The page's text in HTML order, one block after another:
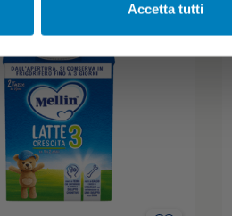
Accetta tutti